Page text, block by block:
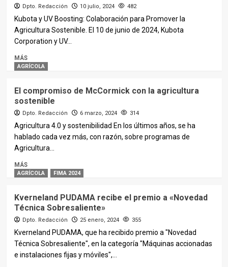
Dpto. Redacción 10 julio, 2024 482
Kubota y UV Boosting: Colaboración para Promover la
Agricultura Sostenible. El 10 de junio de 2024, Kubota
Corporation y UV...
MÁS
AGRÍCOLA
El compromiso de McCormick con la agricultura
sostenible
Dpto. Redacción 6 marzo, 2024 314
Agricultura 4.0 y sostenibilidad En los últimos años, se ha
hablado cada vez más, con razón, sobre programas de
Agricultura...
MÁS
AGRÍCOLA FIMA 2024
Kverneland PUDAMA recibe el premio a «Novedad
Técnica Sobresaliente»
Dpto. Redacción 25 enero, 2024 355
Kverneland PUDAMA, que ha recibido premio a "Novedad
Técnica Sobresaliente", en la categoría "Máquinas accionadas
e instalaciones fijas y móviles",...